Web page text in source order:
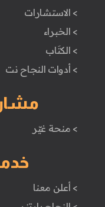
> الاستشارات
> الخبراء
> الكتَاب
> أدوات النجاح نت
> منحة غيّر
> أعلن معنا